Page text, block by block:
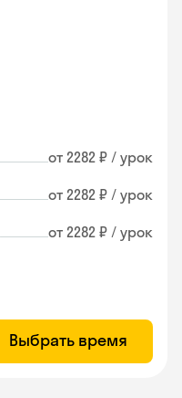
от 2282 ₽ / урок
от 2282 ₽ / урок
от 2282 ₽ / урок
Выбрать время